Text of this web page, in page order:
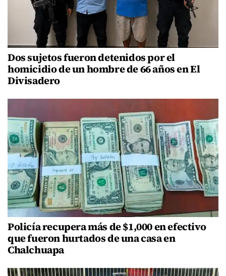
Dos sujetos fueron detenidos por el
homicidio de un hombre de 66 años en El
Divisadero
Policía recupera más de $1,000 en efectivo
que fueron hurtados de una casa en
Chalchuapa